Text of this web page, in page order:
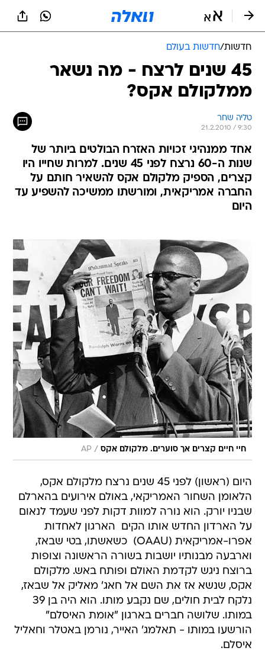
חדשות/חדשות בעולם
45 שנים לרצח - מה נשאר
ממלקולם אקס?
טליה שחר
21.2.2010 / 9:30
אחד ממנהיגי זכויות האזרח הבולטים ביותר של
שנות ה-60 נרצח לפני 45 שנים. למרות שחייו היו
קצרים, הספיק מלקולם אקס להשאיר חותם על
החברה אמריקאית, ומורשתו ממשיכה להשפיע עד
היום
חיי חיים קצרים אך סוערים. מלקולם אקס /
AP
היום (ראשון) לפני 45 שנים נרצח מלקולם אקס,
הלאומן השחור האמריקאי, באולם אירועים בהארלם
שבניו יורק. הוא נורה למוות דקות לפני שעמד לנאום
על הארדון החדש אותו הקים  הארגון לאחדות
אפרו-אמריקאית (OAAU)  כשאשתו, בטי שבאז,
וארבעה מבנותיו יושבות בשורה הראשונה וצופות
ברוצח ניגש לקדמת האולם ופותח באש. מלקולם
אקס, שנשא אז את השם אל חאג' מאליק אל שבאז,
נלקח לבית חולים, שם נקבע מותו. הוא היה בן 39
במותו. שלושה חברים בארגון "אומת האיסלם"
הורשעו במותו - תאלמג' האייר, נורמן באטלר וחאליל
איסלם.